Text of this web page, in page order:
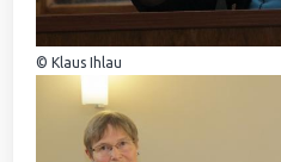
© Klaus Ihlau